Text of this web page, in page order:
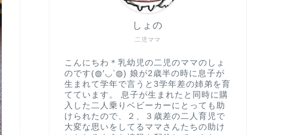
二児ママ
しょの
こんにちわ＊乳幼児の二児のママのしょ
のです(◍′◡‵◍) 娘が2歳半の時に息子が
生まれて学年で言うと3学年差の姉弟を育
てています。 息子が生まれたと同時に購
入した二人乗りベビーカーにとっても助
けられたので、２、３歳差の二人育児で
大変な思いをしてるママさんたちの助け